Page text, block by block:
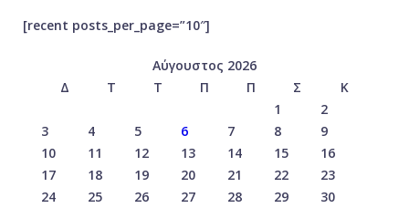
[recent posts_per_page=”10″]
Αύγουστος 2026
Δ
Τ Τ Π Π Σ
Κ
1
2
3
4 5 6 7 8
9
10
11 12 13 14 15
16
17
18 19 20 21 22
23
24
25 26 27 28 29
30